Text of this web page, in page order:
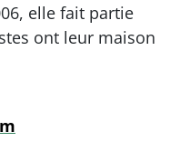
elle fait partie
ont leur maison